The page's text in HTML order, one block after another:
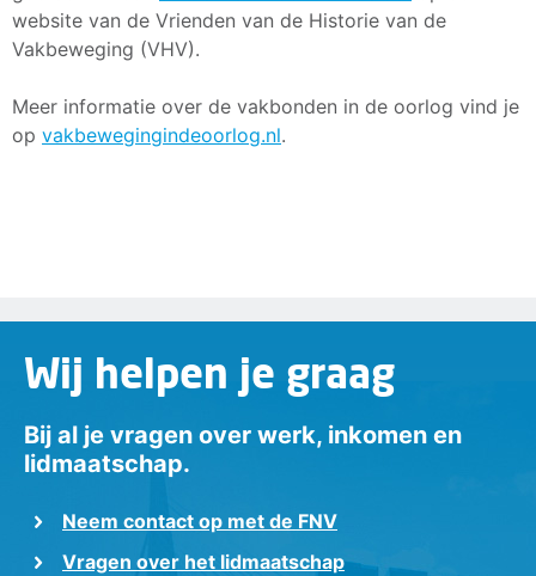
website van de Vrienden van de Historie van de
Vakbeweging (VHV).
Meer informatie over de vakbonden in de oorlog vind je
op vakbewegingindeoorlog.nl.
Wij helpen je graag
Bij al je vragen over werk, inkomen en
lidmaatschap.
Neem contact op met de FNV
Vragen over het lidmaatschap